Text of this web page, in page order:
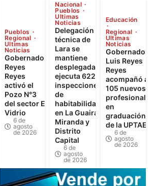
Pueblos
Regional
Ultimas
Noticias
Gobernador
Reyes
Reyes
activó el
Pozo N°3
del sector El
Vidrio
6 de
agosto
de 2026
Nacional
Pueblos
Ultimas
Noticias
Delegación
técnica de
Lara se
mantiene
desplegada y
ejecuta 622
inspecciones
de
habitabilidad
en La Guaira,
Miranda y
Distrito
Capital
6 de
agosto
de 2026
Educación
Regional
Ultimas
Noticias
Gobernador
Luis Reyes
Reyes
acompañó a
105 nuevos
profesionales
en
graduación
de la UPTAEB
6 de
agosto
de 2026